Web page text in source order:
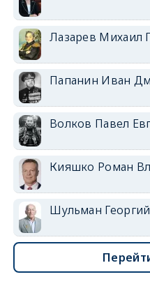
Лазарев Михаил
Папанин Иван
Волков Павел
Кияшко Роман
Шульман